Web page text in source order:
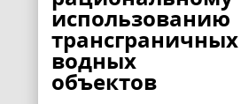
использованию
трансграничных
водных
объектов